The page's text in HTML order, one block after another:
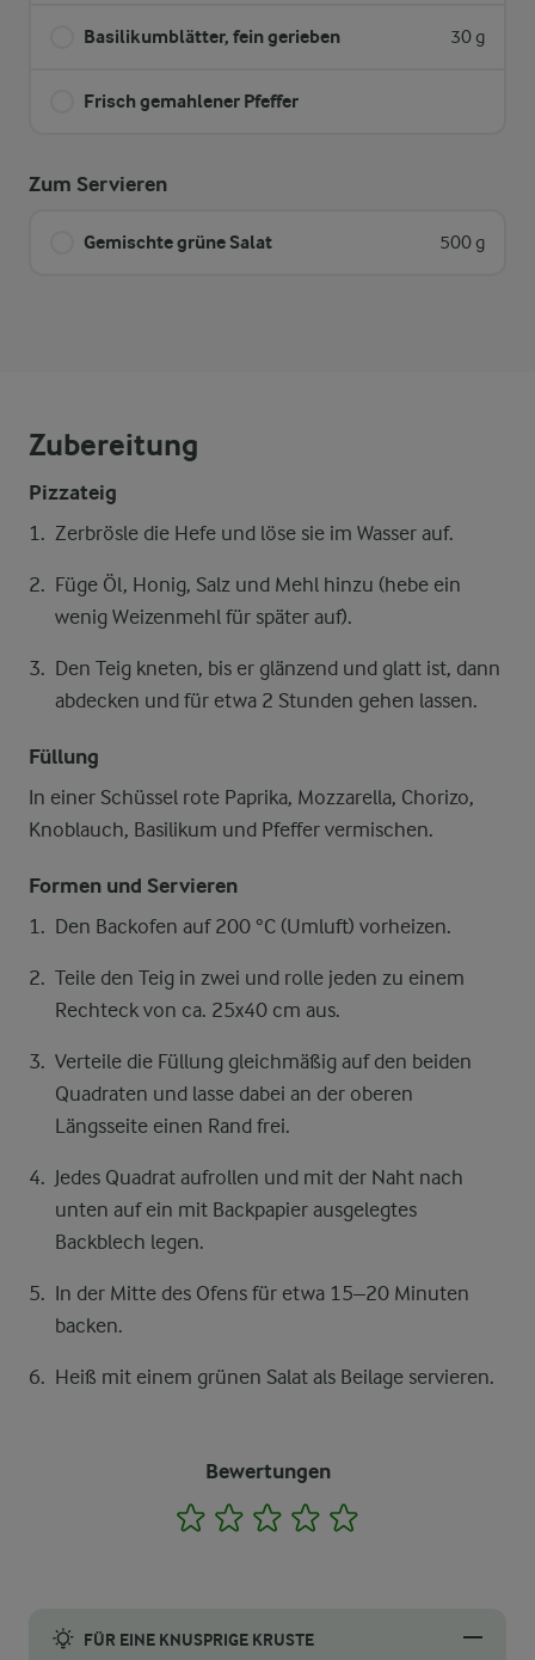
Basilikumblätter, fein gerieben 30 g
Frisch gemahlener Pfeffer
Zum Servieren
Gemischte grüne Salat 500 g
Zubereitung
Pizzateig
Zerbrösle die Hefe und löse sie im Wasser auf.
Füge Öl, Honig, Salz und Mehl hinzu (hebe ein
wenig Weizenmehl für später auf).
Den Teig kneten, bis er glänzend und glatt ist, dann
abdecken und für etwa 2 Stunden gehen lassen.
Füllung
In einer Schüssel rote Paprika, Mozzarella, Chorizo,
Knoblauch, Basilikum und Pfeffer vermischen.
Formen und Servieren
Den Backofen auf 200 °C (Umluft) vorheizen.
Teile den Teig in zwei und rolle jeden zu einem
Rechteck von ca. 25x40 cm aus.
Verteile die Füllung gleichmäßig auf den beiden
Quadraten und lasse dabei an der oberen
Längsseite einen Rand frei.
Jedes Quadrat aufrollen und mit der Naht nach
unten auf ein mit Backpapier ausgelegtes
Backblech legen.
In der Mitte des Ofens für etwa 15–20 Minuten
backen.
Heiß mit einem grünen Salat als Beilage servieren.
Bewertungen
1 2 3 4
FÜR EINE KNUSPRIGE KRUSTE